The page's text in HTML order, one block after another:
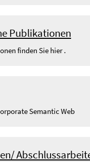
Publikationen
finden Sie hier .
Semantic Web